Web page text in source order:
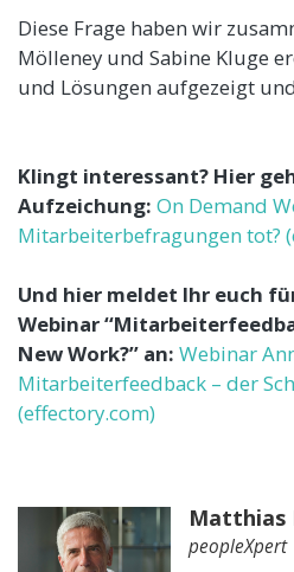
Diese Frage haben wir
Mölleney und Sabine Kluge
und Lösungen aufgezeigt
Klingt interessant? Hier
Aufzeichung: On Demand
Mitarbeiterbefragungen tot? (
Und hier meldet Ihr euch
Webinar
New Work?’’ an: Webinar
Mitarbeiterfeedback – der
(effectory.com)
Matthias
peopleXpert